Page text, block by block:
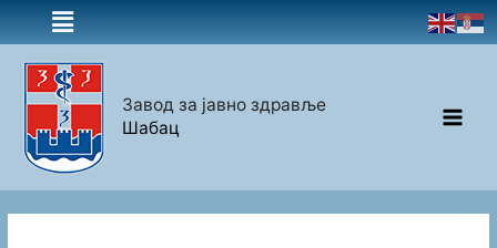
Завод за јавно здравље
Шабац